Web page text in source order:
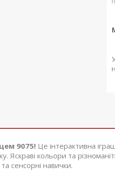
9075! Це інтерактивна
кольори та
сенсорні навички.